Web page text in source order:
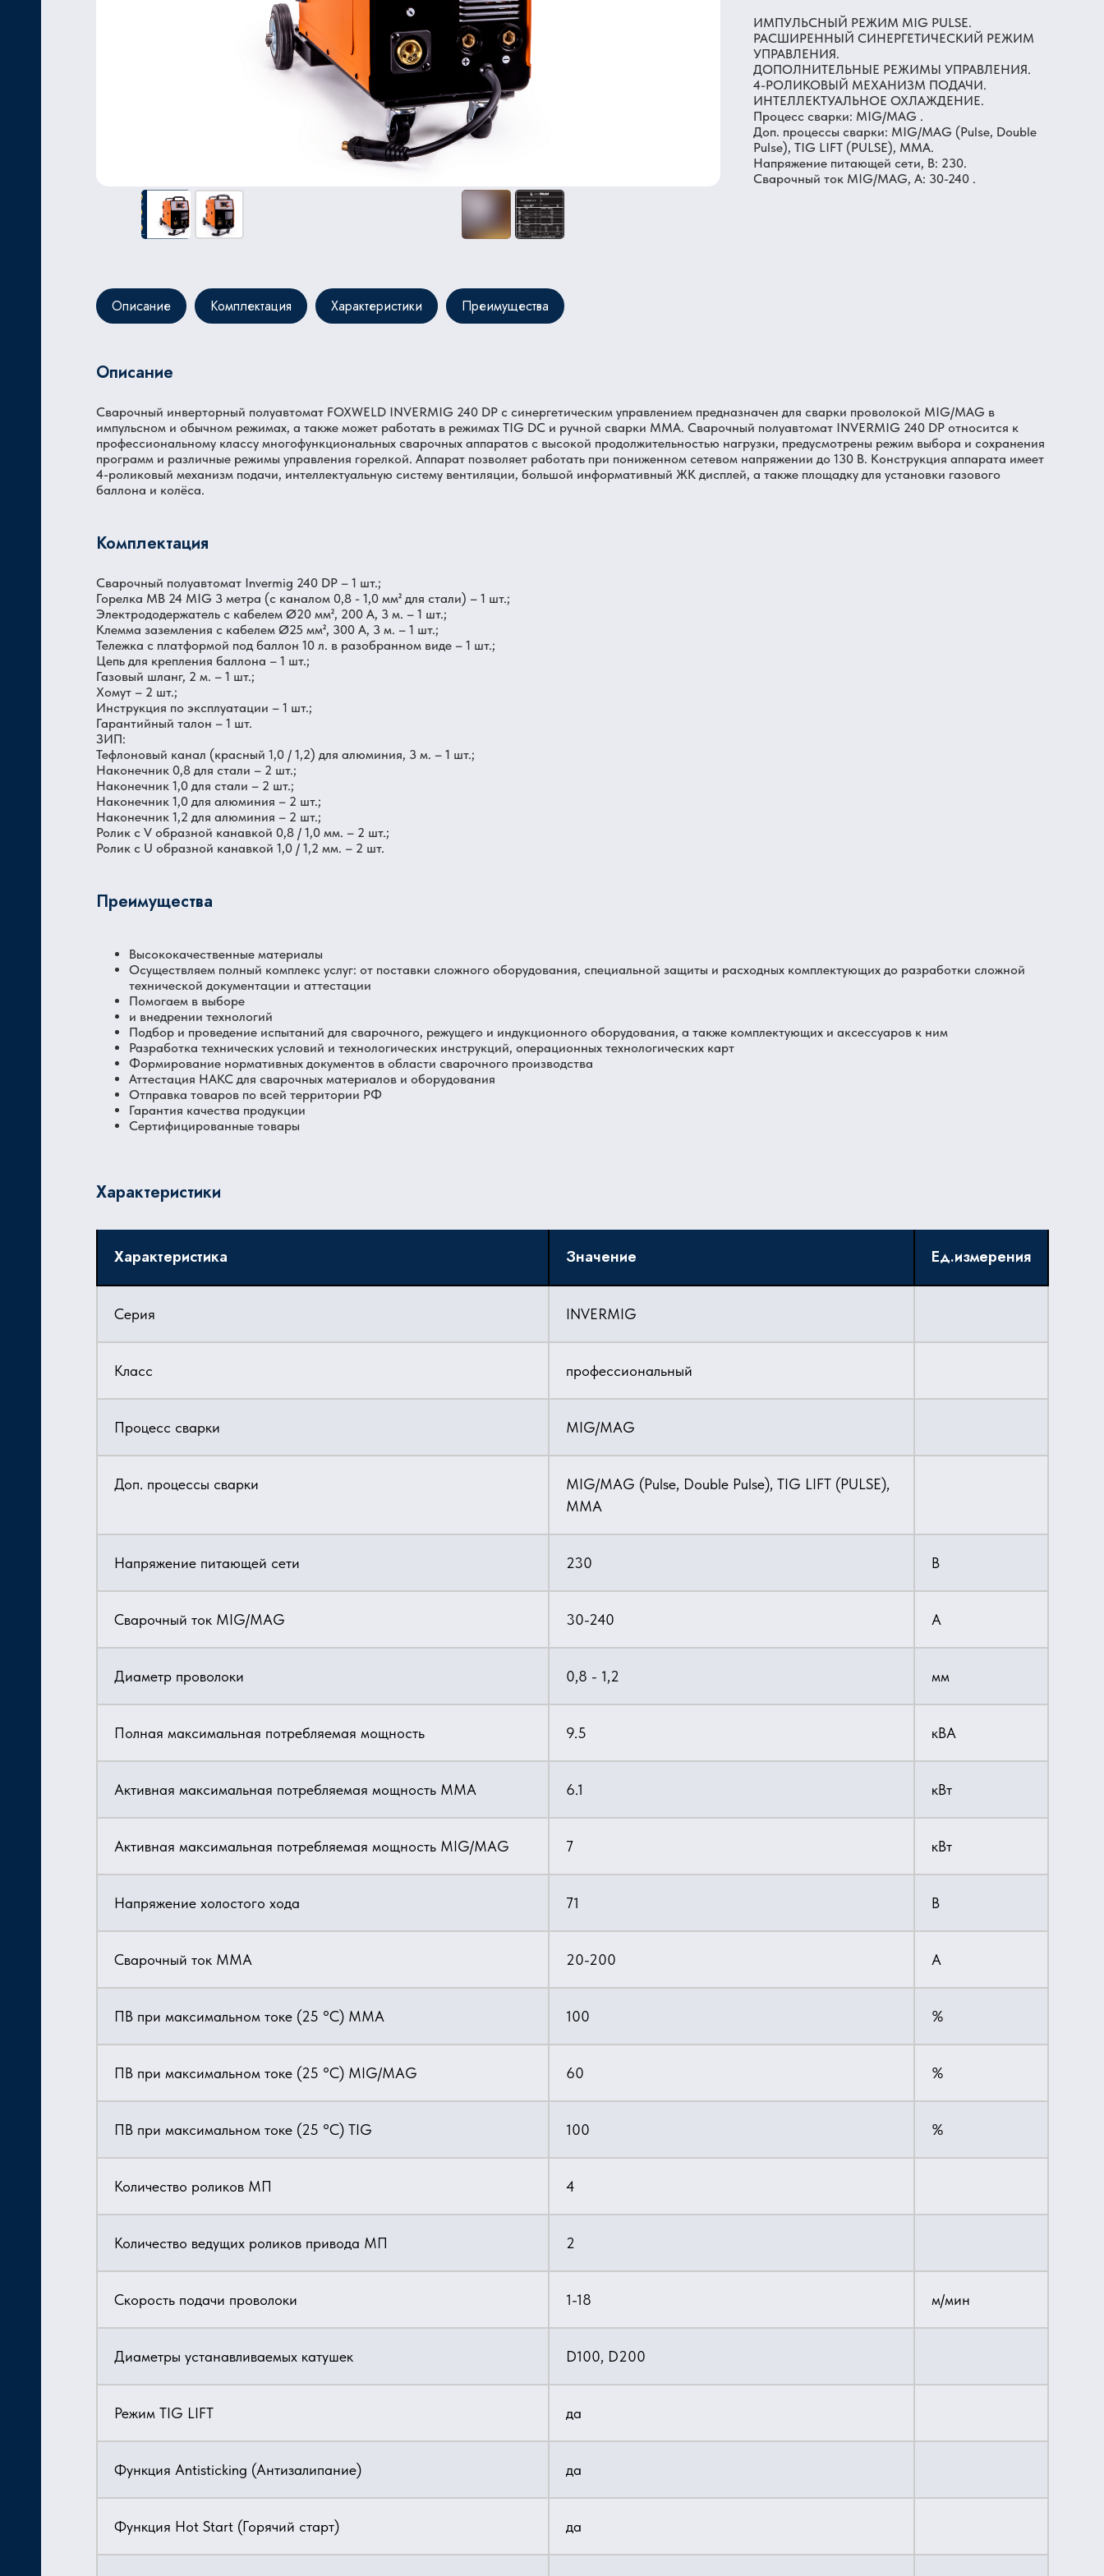
ИМПУЛЬСНЫЙ РЕЖИМ MIG PULSE.
РАСШИРЕННЫЙ СИНЕРГЕТИЧЕСКИЙ РЕЖИМ
УПРАВЛЕНИЯ.
ДОПОЛНИТЕЛЬНЫЕ РЕЖИМЫ УПРАВЛЕНИЯ.
4-РОЛИКОВЫЙ МЕХАНИЗМ ПОДАЧИ.
ИНТЕЛЛЕКТУАЛЬНОЕ ОХЛАЖДЕНИЕ.
Процесс сварки: MIG/MAG .
Доп. процессы сварки: MIG/MAG (Pulse, Double
Pulse), TIG LIFT (PULSE), MMA.
Напряжение питающей сети, В: 230.
Сварочный ток MIG/MAG, А: 30-240 .
Описание Комплектация Характеристики Преимущества
Описание
Сварочный инверторный полуавтомат FOXWELD INVERMIG 240 DP с синергетическим управлением предназначен для сварки проволокой MIG/MAG в
импульсном и обычном режимах, а также может работать в режимах TIG DC и ручной сварки MMA. Сварочный полуавтомат INVERMIG 240 DP относится к
профессиональному классу многофункциональных сварочных аппаратов с высокой продолжительностью нагрузки, предусмотрены режим выбора и сохранения
программ и различные режимы управления горелкой. Аппарат позволяет работать при пониженном сетевом напряжении до 130 В. Конструкция аппарата имеет
4-роликовый механизм подачи, интеллектуальную систему вентиляции, большой информативный ЖК дисплей, а также площадку для установки газового
баллона и колёса.
Комплектация
Сварочный полуавтомат Invermig 240 DP – 1 шт.;
Горелка MB 24 MIG 3 метра (с каналом 0,8 - 1,0 мм² для стали) – 1 шт.;
Электрододержатель с кабелем Ø20 мм², 200 А, 3 м. – 1 шт.;
Клемма заземления с кабелем Ø25 мм², 300 A, 3 м. – 1 шт.;
Тележка с платформой под баллон 10 л. в разобранном виде – 1 шт.;
Цепь для крепления баллона – 1 шт.;
Газовый шланг, 2 м. – 1 шт.;
Хомут – 2 шт.;
Инструкция по эксплуатации – 1 шт.;
Гарантийный талон – 1 шт.
ЗИП:
Тефлоновый канал (красный 1,0 / 1,2) для алюминия, 3 м. – 1 шт.;
Наконечник 0,8 для стали – 2 шт.;
Наконечник 1,0 для стали – 2 шт.;
Наконечник 1,0 для алюминия – 2 шт.;
Наконечник 1,2 для алюминия – 2 шт.;
Ролик с V образной канавкой 0,8 / 1,0 мм. – 2 шт.;
Ролик с U образной канавкой 1,0 / 1,2 мм. – 2 шт.
Преимущества
Высококачественные материалы
Осуществляем полный комплекс услуг: от поставки сложного оборудования, специальной защиты и расходных комплектующих до разработки сложной
технической документации и аттестации
Помогаем в выборе
и внедрении технологий
Подбор и проведение испытаний для сварочного, режущего и индукционного оборудования, а также комплектующих и аксессуаров к ним
Разработка технических условий и технологических инструкций, операционных технологических карт
Формирование нормативных документов в области сварочного производства
Аттестация НАКС для сварочных материалов и оборудования
Отправка товаров по всей территории РФ
Гарантия качества продукции
Сертифицированные товары
Характеристики
Характеристика Значение Ед.измерения
Серия INVERMIG
Класс профессиональный
Процесс сварки MIG/MAG
Доп. процессы сварки
MIG/MAG (Pulse, Double Pulse), TIG LIFT (PULSE),
MMA
Напряжение питающей сети 230 В
Сварочный ток MIG/MAG 30-240 А
Диаметр проволоки 0,8 - 1,2 мм
Полная максимальная потребляемая мощность 9.5 кВА
Активная максимальная потребляемая мощность ММА 6.1 кВт
Активная максимальная потребляемая мощность MIG/MAG 7 кВт
Напряжение холостого хода 71 В
Сварочный ток MMA 20-200 А
ПВ при максимальном токе (25 °C) ММА 100 %
ПВ при максимальном токе (25 °C) MIG/MAG 60 %
ПВ при максимальном токе (25 °C) TIG 100 %
Количество роликов МП 4
Количество ведущих роликов привода МП 2
Скорость подачи проволоки 1-18 м/мин
Диаметры устанавливаемых катушек D100, D200
Режим TIG LIFT да
Функция Antisticking (Антизалипание) да
Функция Hot Start (Горячий старт) да